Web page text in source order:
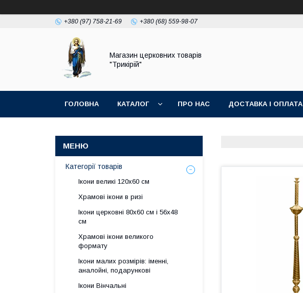
+380 (97) 758-21-69 +380 (68) 559-98-07
Магазин церковних товарів
"Трикірій"
ГОЛОВНА КАТАЛОГ ПРО НАС ДОСТАВКА І ОПЛАТА
Категорії товарів
Ікони великі 120х60 см
Храмові ікони в ризі
Ікони церковні 80х60 см і 56х48
см
Храмові ікони великого
формату
Ікони малих розмірів: іменні,
аналойні, подарункові
Ікони Вінчальні